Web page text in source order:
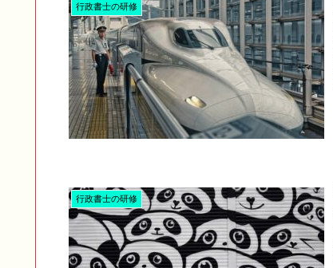
行政書士の研修
行政書士の研修